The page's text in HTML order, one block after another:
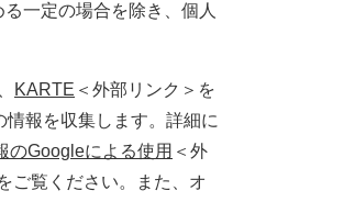
一定の場合を除き、個人
KARTE ＜外部リンク＞ を
報を収集します。詳細に
のGoogleによる使用 ＜外
ご覧ください。また、オ